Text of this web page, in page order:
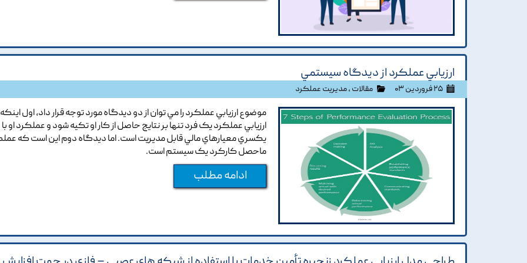
ارزيابي عملکرد از ديدگاه سيستمي
۲۵ فروردین ۰۳ مقالات ،مدیریت عملکرد
موضوع ارزيابي عملکرد را مي توان از دو ديدگاه مورد توجه قرار داد, اول
ارزيابي عملکرد يک فرد تنها بر نتايج حاصل از کار او تکيه شود و عملکرد او با
يکسري معيارهاي مالي قابل مديريت است. اما ديدگاه دوم اين است که
ماحصل کارکرد يک سيستم است.
ادامه مطلب